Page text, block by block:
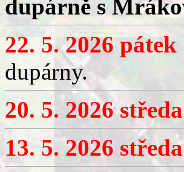
dupárně s
22. 5. 2026 pátek
dupárny.
20. 5. 2026
13. 5. 2026